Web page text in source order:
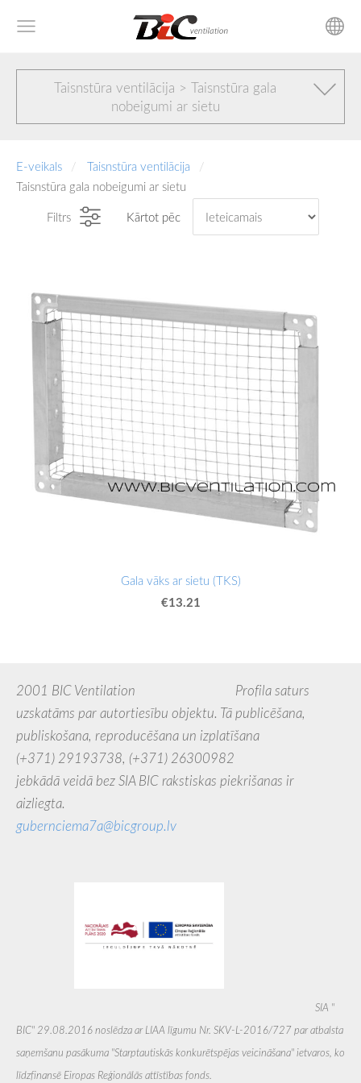
Taisnstūra ventilācija > Taisnstūra gala
nobeigumi ar sietu
E-veikals
Taisnstūra ventilācija
Taisnstūra gala nobeigumi ar sietu
Filtrs
Kārtot pēc
Gala vāks ar sietu (TKS)
€13.21
2001 BIC Ventilation Profila saturs
uzskatāms par autortiesību objektu. Tā publicēšana,
publiskošana, reproducēšana un izplatīšana
(+371) 29193738, (+371) 26300982
jebkādā veidā bez SIA BIC rakstiskas piekrišanas ir
aizliegta.
gubernciema7a@bicgroup.lv
SIA ''
BIC'' 29.08.2016 noslēdza ar LIAA līgumu Nr. SKV-L-2016/727 par atbalsta
saņemšanu pasākuma "Starptautiskās konkurētspējas veicināšana" ietvaros, ko
līdzfinansē Eiropas Reģionālās attīstības fonds.